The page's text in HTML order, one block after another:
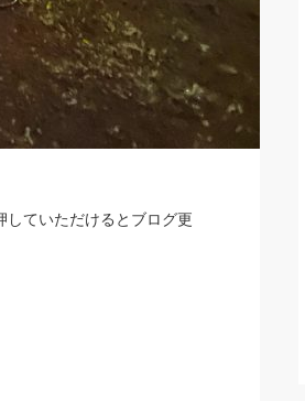
していただけるとブログ更